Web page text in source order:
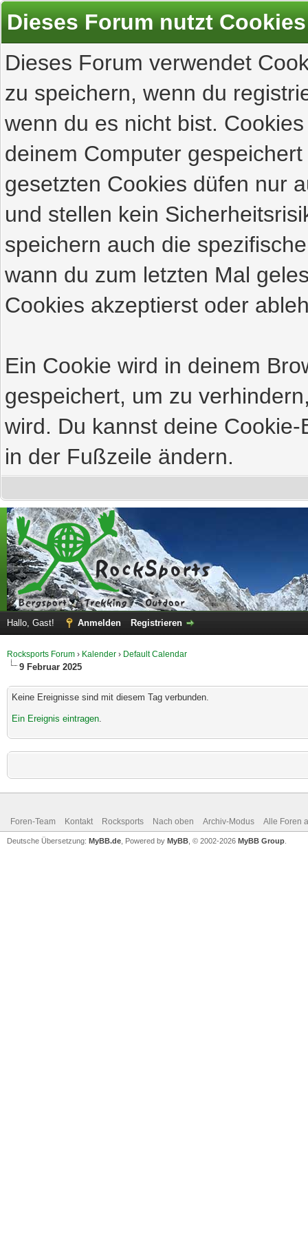
Dieses Forum nutzt Cookies
Dieses Forum verwendet
zu speichern, wenn du
wenn du es nicht bist.
deinem Computer
gesetzten Cookies düfen nur
und stellen kein
speichern auch die
wann du zum letzten Mal
Cookies akzeptierst oder
Ein Cookie wird in deinem
gespeichert, um zu
wird. Du kannst deine
in der Fußzeile ändern.
Hallo, Gast! Anmelden Registrieren
Rocksports Forum › Kalender › Default Calendar
9 Februar 2025
Keine Ereignisse sind mit diesem Tag verbunden.
Ein Ereignis eintragen.
Foren-Team Kontakt Rocksports Nach oben Archiv-Modus Alle Foren
Deutsche Übersetzung: MyBB.de , Powered by MyBB , © 2002-2026 MyBB Group